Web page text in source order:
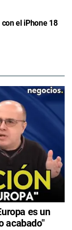
el iPhone 18
es un
acabado"